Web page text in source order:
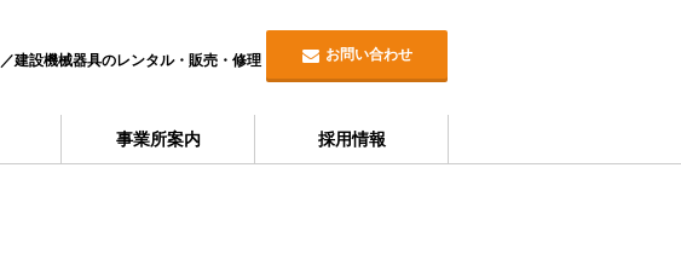
／建設機械器具のレンタル・販売・修理 お問い合わせ
事業所案内 採用情報